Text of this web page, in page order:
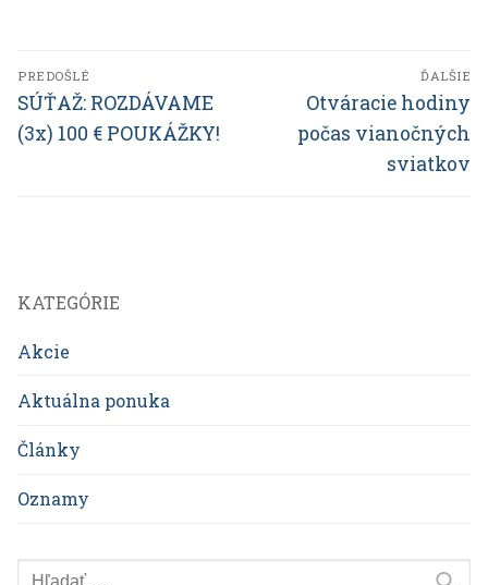
Navigácia
v
článku
PREDOŠLÉ
Predchádzajúci
článok:
SÚŤAŽ: ROZDÁVAME
(3x) 100 € POUKÁŽKY!
ĎALŠIE
Ďalší
článok:
Otváracie hodiny
počas vianočných
sviatkov
KATEGÓRIE
Akcie
Aktuálna ponuka
Články
Oznamy
Hľadať: